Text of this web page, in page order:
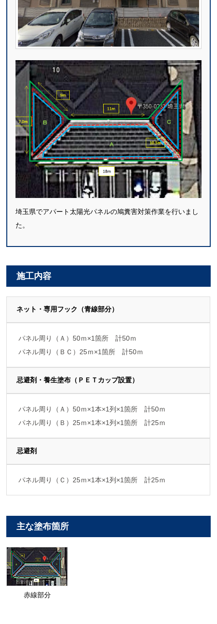
埼玉県でアパート太陽光パネルの鳩糞害対策作業を行いまし
た。
施工内容
ネット・専用フック（青線部分）
パネル周り（Ａ）50ｍ×1箇所 計50ｍ
パネル周り（ＢＣ）25ｍ×1箇所 計50ｍ
忌避剤・養生塗布（ＰＥＴカップ設置）
パネル周り（Ａ）50ｍ×1本×1列×1箇所 計50ｍ
パネル周り（Ｂ）25ｍ×1本×1列×1箇所 計25ｍ
忌避剤
パネル周り（Ｃ）25ｍ×1本×1列×1箇所 計25ｍ
主な塗布箇所
赤線部分